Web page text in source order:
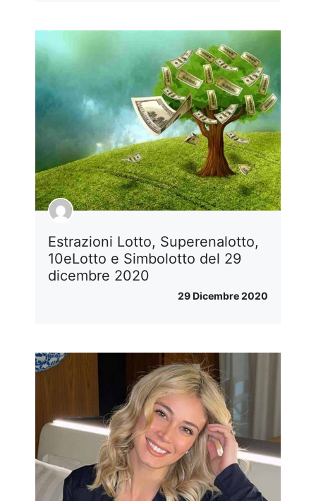
Estrazioni Lotto, Superenalotto,
10eLotto e Simbolotto del 29
dicembre 2020
29 Dicembre 2020